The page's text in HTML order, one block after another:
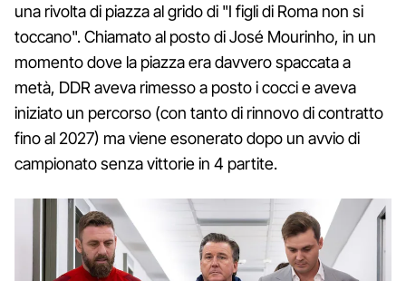
una rivolta di piazza al grido di "I figli di Roma non si
toccano". Chiamato al posto di José Mourinho, in un
momento dove la piazza era davvero spaccata a
metà, DDR aveva rimesso a posto i cocci e aveva
iniziato un percorso (con tanto di rinnovo di contratto
fino al 2027) ma viene esonerato dopo un avvio di
campionato senza vittorie in 4 partite.